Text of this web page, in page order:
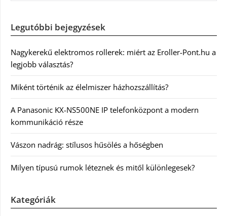
Legutóbbi bejegyzések
Nagykerekű elektromos rollerek: miért az Eroller-Pont.hu a
legjobb választás?
Miként történik az élelmiszer házhozszállítás?
A Panasonic KX-NS500NE IP telefonközpont a modern
kommunikáció része
Vászon nadrág: stílusos hűsölés a hőségben
Milyen típusú rumok léteznek és mitől különlegesek?
Kategóriák